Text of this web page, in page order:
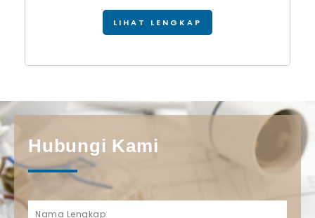
LIHAT LENGKAP
Hubungi Kami